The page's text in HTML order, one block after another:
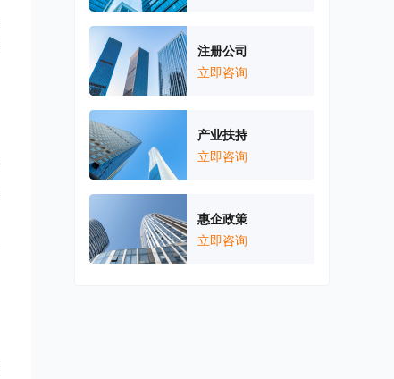
注册公司
立即咨询
产业扶持
立即咨询
惠企政策
立即咨询